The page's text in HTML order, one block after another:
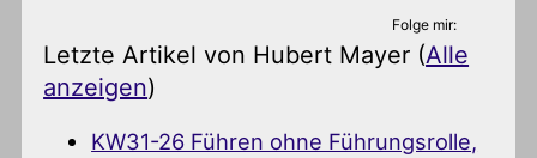
Folge mir:
Letzte Artikel von Hubert Mayer (Alle
anzeigen)
KW31-26 Führen ohne Führungsrolle,